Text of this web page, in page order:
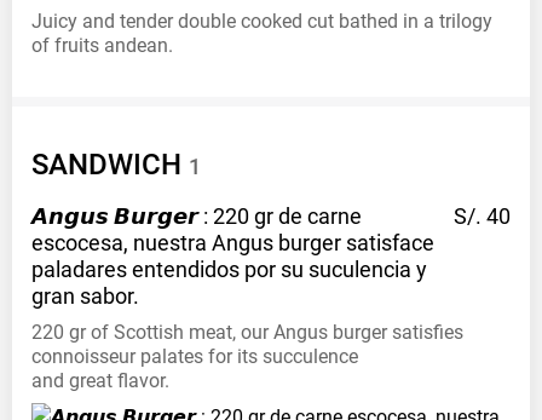
Juicy and tender double cooked cut bathed in a trilogy
of fruits andean.
SANDWICH 1
𝘼𝙣𝙜𝙪𝙨 𝘽𝙪𝙧𝙜𝙚𝙧 : 220 gr de carne
escocesa, nuestra Angus burger satisface
paladares entendidos por su suculencia y
gran sabor.
S/. 40
220 gr of Scottish meat, our Angus burger satisfies
connoisseur palates for its succulence
and great flavor.